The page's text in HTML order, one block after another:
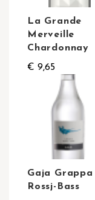
La Grande
Merveille
Chardonnay
€ 9,65
Gaja Grappa
Rossj-Bass